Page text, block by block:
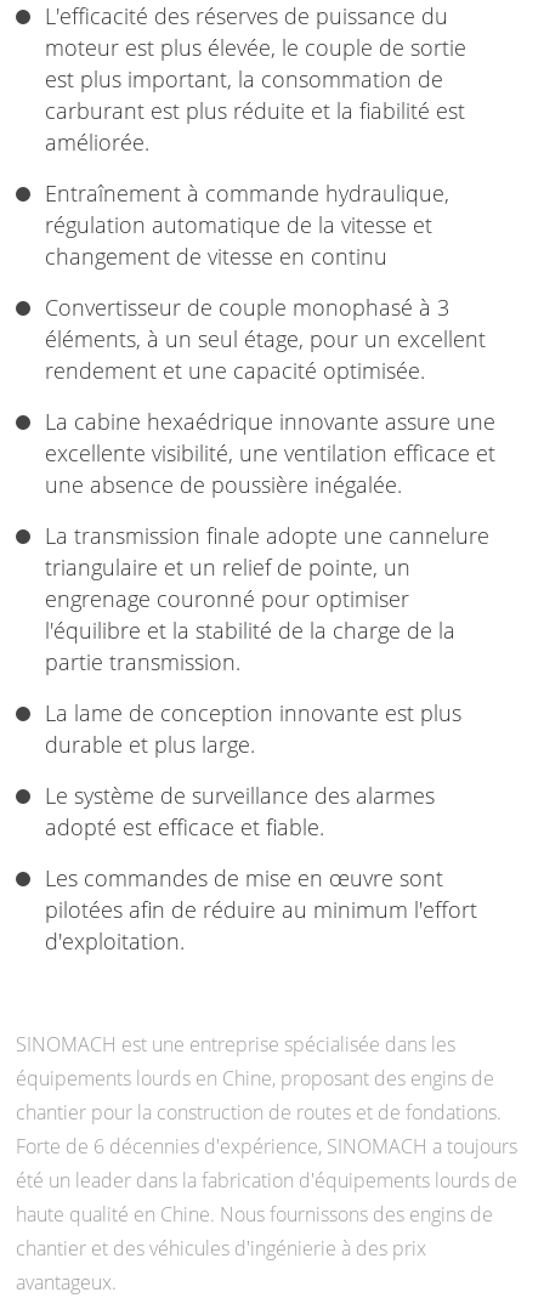
L'efficacité des réserves de puissance du
moteur est plus élevée, le couple de sortie
est plus important, la consommation de
carburant est plus réduite et la fiabilité est
améliorée.
Entraînement à commande hydraulique,
régulation automatique de la vitesse et
changement de vitesse en continu
Convertisseur de couple monophasé à 3
éléments, à un seul étage, pour un excellent
rendement et une capacité optimisée.
La cabine hexaédrique innovante assure une
excellente visibilité, une ventilation efficace et
une absence de poussière inégalée.
La transmission finale adopte une cannelure
triangulaire et un relief de pointe, un
engrenage couronné pour optimiser
l'équilibre et la stabilité de la charge de la
partie transmission.
La lame de conception innovante est plus
durable et plus large.
Le système de surveillance des alarmes
adopté est efficace et fiable.
Les commandes de mise en œuvre sont
pilotées afin de réduire au minimum l'effort
d'exploitation.
SINOMACH est une entreprise spécialisée dans les
équipements lourds en Chine, proposant des engins de
chantier pour la construction de routes et de fondations.
Forte de 6 décennies d'expérience, SINOMACH a toujours
été un leader dans la fabrication d'équipements lourds de
haute qualité en Chine. Nous fournissons des engins de
chantier et des véhicules d'ingénierie à des prix
avantageux.